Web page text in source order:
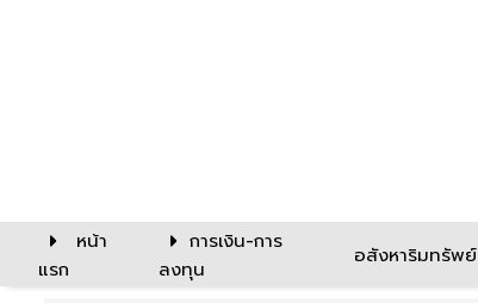
หน้า
แรก
การเงิน-การ
ลงทุน
อสังหาริมทรัพย์